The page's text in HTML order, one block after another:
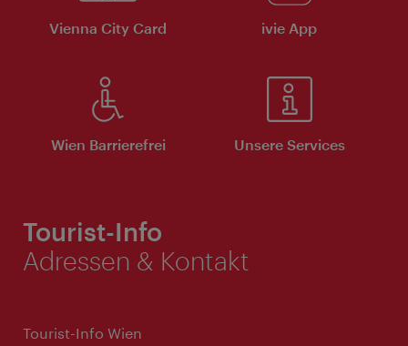
Vienna City Card ivie App
Wien Barrierefrei Unsere Services
Tourist-Info
Adressen & Kontakt
Tourist-Info Wien